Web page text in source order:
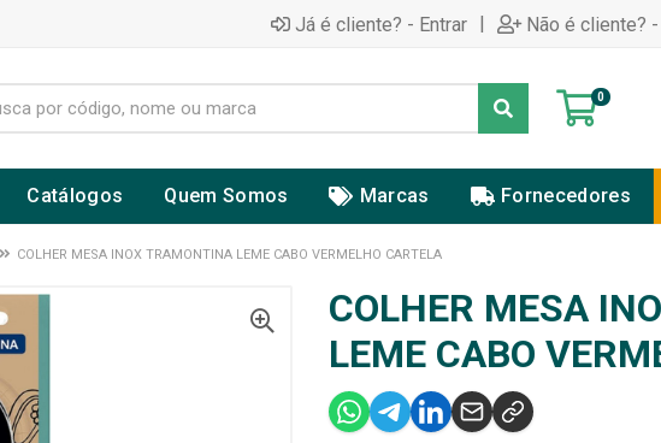
Já é cliente? - Entrar | Não é cliente?
0
Catálogos Quem Somos Marcas Fornecedores
COLHER MESA INOX TRAMONTINA LEME CABO VERMELHO CARTELA
COLHER MESA
LEME CABO